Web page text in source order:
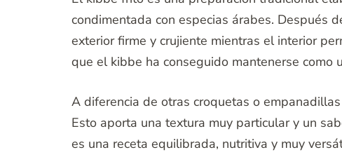
condimentada con especias árabes. Después
exterior firme y crujiente mientras el interior
que el kibbe ha conseguido mantenerse
A diferencia de otras croquetas o
Esto aporta una textura muy particular y un
es una receta equilibrada, nutritiva y muy